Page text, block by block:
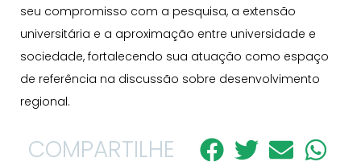
seu compromisso com a pesquisa, a extensão
universitária e a aproximação entre universidade e
sociedade, fortalecendo sua atuação como espaço
de referência na discussão sobre desenvolvimento
regional.
COMPARTILHE